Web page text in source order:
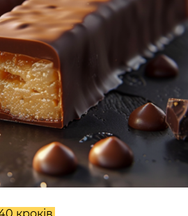
пам’яті
зупиняємось